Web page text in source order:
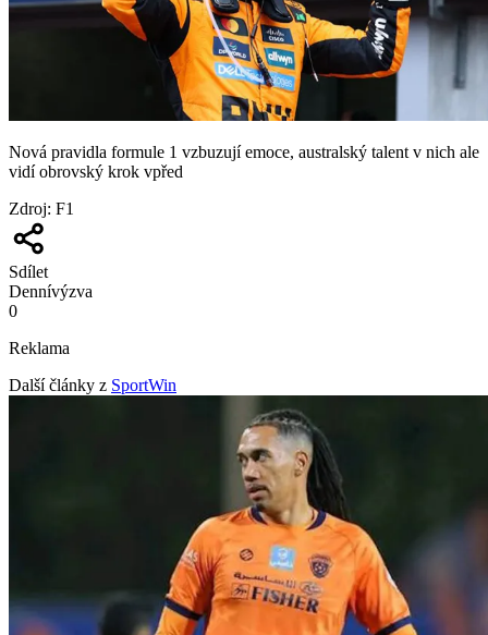
Nová pravidla formule 1 vzbuzují emoce, australský talent v nich ale
vidí obrovský krok vpřed
Zdroj: F1
Sdílet
Dennívýzva
0
Reklama
Další články z SportWin